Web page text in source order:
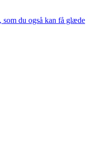
du også kan få glæde